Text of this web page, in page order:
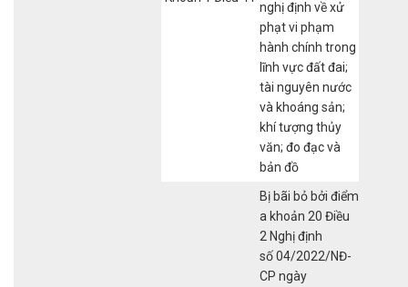
nghị định về xử
phạt vi phạm
hành chính trong
lĩnh vực đất đai;
tài nguyên nước
và khoáng sản;
khí tượng thủy
văn; đo đạc và
bản đồ
Bị bãi bỏ bởi điểm
a khoản 20 Điều
2 Nghị định
số 04/2022/NĐ-
CP ngày